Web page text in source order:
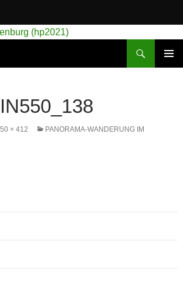
× 412
PANORAMA-WANDERUNG IM